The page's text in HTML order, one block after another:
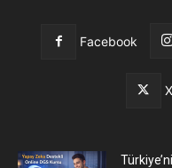
Facebook
X